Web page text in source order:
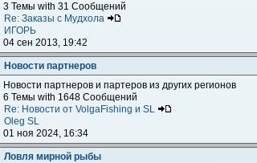
3 Темы with 31 Сообщений
Re: Заказы с Мудхола
ИГОРЬ
04 сен 2013, 19:42
Новости партнеров
Новости партнеров и партеров из других регионов
6 Темы with 1648 Сообщений
Re: Новости от VolgaFishing и SL
Oleg SL
01 ноя 2024, 16:34
Ловля мирной рыбы